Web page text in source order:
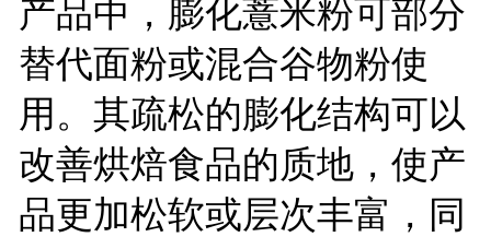
产品中，膨化薏米粉可部分
替代面粉或混合谷物粉使
用。其疏松的膨化结构可以
改善烘焙食品的质地，使产
品更加松软或层次丰富，同